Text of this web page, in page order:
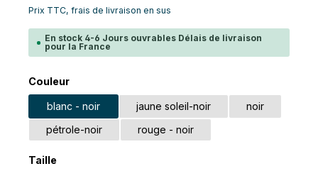
Prix TTC, frais de livraison en sus
En stock 4-6 Jours ouvrables Délais de livraison
pour la France
Sélectionnez
Couleur
blanc - noir jaune soleil-noir
noir
pétrole-noir
rouge - noir
Sélectionnez
Taille